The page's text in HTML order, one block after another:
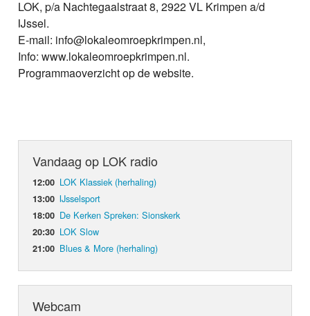
LOK, p/a Nachtegaalstraat 8, 2922 VL Krimpen a/d
IJssel.
E-mail: info@lokaleomroepkrimpen.nl,
Info: www.lokaleomroepkrimpen.nl.
Programmaoverzicht op de website.
Vandaag op LOK radio
12:00 LOK Klassiek (herhaling)
13:00 IJsselsport
18:00 De Kerken Spreken: Sionskerk
20:30 LOK Slow
21:00 Blues & More (herhaling)
Webcam